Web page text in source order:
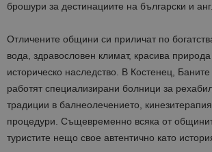
брошури за дестинациите на български и
Отличените общини си приличат по
вода, здравословен климат, красива
историческо наследство. В Костенец,
работят специализирани болници за
традиции в балнеолечението,
процедури. Същевременно всяка от
туристите нещо свое автентично като